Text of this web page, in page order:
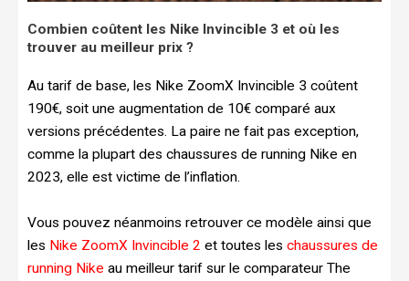
Combien coûtent les Nike Invincible 3 et où les
trouver au meilleur prix ?
Au tarif de base, les Nike ZoomX Invincible 3 coûtent
190€, soit une augmentation de 10€ comparé aux
versions précédentes. La paire ne fait pas exception,
comme la plupart des chaussures de running Nike en
2023, elle est victime de l’inflation.
Vous pouvez néanmoins retrouver ce modèle ainsi que
les Nike ZoomX Invincible 2 et toutes les chaussures de
running Nike au meilleur tarif sur le comparateur The